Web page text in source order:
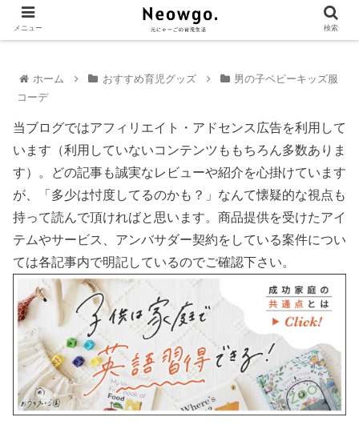
ホーム おすすめ育児グッズ
男の子ベビーキッズ服
コーデ
当ブログではアフィリエイト・アドセンス広告を利用して
います（利用していないコンテンツももちろん多数ありま
す）。どの記事も誠実なレビューや紹介を心掛けています
が、「多少は忖度してるのかも？」なんて懐疑的な視点も
持って読んで頂ければと思います。商品提供を受けたアイ
テムやサービス、アンバサダー契約をしている案件につい
ては各記事内で明記しているのでご確認下さい。
メニュー 検索